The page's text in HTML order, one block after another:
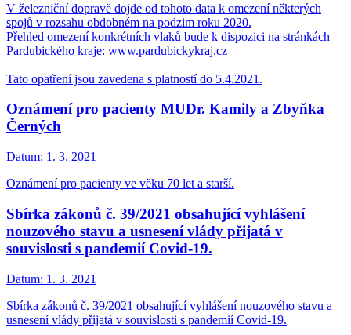
V železniční dopravě dojde od tohoto data k omezení některých
spojů v rozsahu obdobném na podzim roku 2020.
Přehled omezení konkrétních vlaků bude k dispozici na stránkách
Pardubického kraje: www.pardubickykraj.cz
Tato opatření jsou zavedena s platností do 5.4.2021.
Oznámení pro pacienty MUDr. Kamily a Zbyňka
Černých
Datum: 1. 3. 2021
Oznámení pro pacienty ve věku 70 let a starší.
Sbírka zákonů č. 39/2021 obsahující vyhlášení
nouzového stavu a usnesení vlády přijatá v
souvislosti s pandemií Covid-19.
Datum: 1. 3. 2021
Sbírka zákonů č. 39/2021 obsahující vyhlášení nouzového stavu a
usnesení vlády přijatá v souvislosti s pandemií Covid-19.